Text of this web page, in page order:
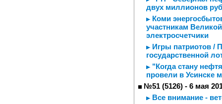
двух миллионов
Коми
участникам
электросчетчики
Игры патриотов /
государственной
"Когда стану
провели в Усинске
№51 (5126) - 6 мая
Все внимание -